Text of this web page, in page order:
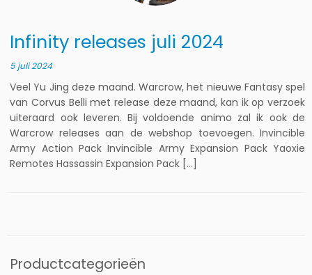
Infinity releases juli 2024
5 juli 2024
Veel Yu Jing deze maand. Warcrow, het nieuwe Fantasy spel
van Corvus Belli met release deze maand, kan ik op verzoek
uiteraard ook leveren. Bij voldoende animo zal ik ook de
Warcrow releases aan de webshop toevoegen. Invincible
Army Action Pack Invincible Army Expansion Pack Yaoxie
Remotes Hassassin Expansion Pack […]
Productcategorieën